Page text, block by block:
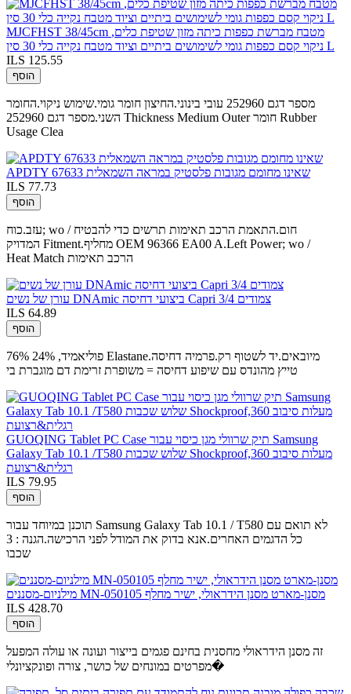
MJCFHST 38/45cm מטבח מברשת כפפות כיתה מזון שטיפת כלים,
ניקוי קסם כפפות גומי לשימושים ביתיים וציוד מטבח נקייה כלי 30 סין L
ILS 125.55
הוסף
מספר דגם 252960 עובי בינוני.החיצון חומר גומי.שימוש ניקוי.החומר
השני.מספר דגם 252960 Thickness Medium Outer חומר Rubber
Usage Clea
APDTY 67633 שאינו מחומם מגובות פלסטיק במראה השמאלית
ILS 77.73
הוסף
עזב.כוח; wo / חום.התאמת הרכב תאימות תרשים כדי להבטיח
המדויק Fitment.מחליף OEM 96366 EA00 A.Left Power; wo /
Heat Match הרכב תאימות
עורן של נשים DNAmic ביצועי דחיסה Capri 3/4 צמודים
ILS 64.89
הוסף
76% פוליאמיד, 24% Elastane.מיובאים.יד לשטוף רק.פרמיה דחיסה
טייץ מהונדס עם שיפוע דחיסה = משופרת זרימת דם מוגברת בי
GUOQING Tablet PC Case תיק שרוולי מגן כיסוי עבור Samsung
Galaxy Tab 10.1 /T580 שלוש שכבות Shockproof,360 מעלות סיבוב
רגלית&רצועת
ILS 79.95
הוסף
תוכנן במיוחד עבור Samsung Galaxy Tab 10.1 / T580 לא תואם עם
כל הדגמים האחרים.אנא בדוק את המודל לפני הרכישה.הגנה : 3
שכבו
מילניום-מסננים MN-050105 מסנן-מארט מסנן הידראולי, ישיר מחלף
ILS 428.70
הוסף
זה מסנן הידראולי מחסנית בחינם פגמים בייצור ועונה או עולה המפעל
מפרטים במונחים של כושר, צורה ופונקציונלי�